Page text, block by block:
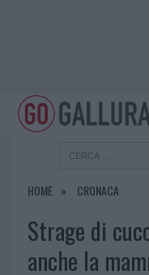
HOME CRONACA
Strage di
anche la